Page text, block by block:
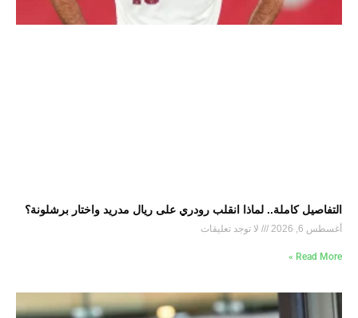
التفاصيل كاملة.. لماذا انقلب رودري على ريال مدريد واختار برشلونة؟
أغسطس 6, 2026 لا توجد تعليقات
Read More »